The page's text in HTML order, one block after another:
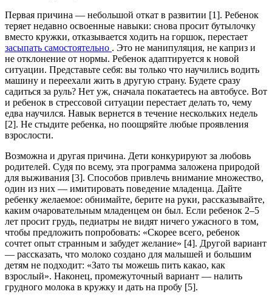
Первая причина — небольшой откат в развитии [1]. Ребенок
теряет недавно освоенные навыки: снова просит бутылочку
вместо кружки, отказывается ходить на горшок, перестает
засыпать самостоятельно . Это не манипуляция, не каприз и
не отклонение от нормы. Ребенок адаптируется к новой
ситуации. Представьте себя: вы только что научились водить
машину и переехали жить в другую страну. Будете сразу
садиться за руль? Нет уж, сначала покатаетесь на автобусе. Вот
и ребенок в стрессовой ситуации перестает делать то, чему
едва научился. Навык вернется в течение нескольких недель
[2]. Не стыдите ребенка, но поощряйте любые проявления
взрослости.
Возможна и другая причина. Дети конкурируют за любовь
родителей. Судя по всему, эта программа заложена природой
для выживания [3]. Способов привлечь внимание множество,
один из них — имитировать поведение младенца. Дайте
ребенку желаемое: обнимайте, берите на руки, рассказывайте,
каким очаровательным младенцем он был. Если ребенок 2–5
лет просит грудь, педиатры не видят ничего ужасного в том,
чтобы предложить попробовать: «Скорее всего, ребенок
сочтет опыт странным и забудет желание» [4]. Другой вариант
— рассказать, что молоко создано для малышей и большим
детям не подходит: «Зато ты можешь пить какао, как
взрослый». Наконец, промежуточный вариант — налить
грудного молока в кружку и дать на пробу [5].